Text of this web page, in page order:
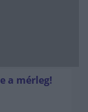
a mérleg!